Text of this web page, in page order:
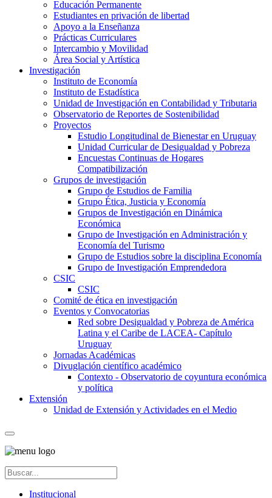
Educación Permanente
Estudiantes en privación de libertad
Apoyo a la Enseñanza
Prácticas Curriculares
Intercambio y Movilidad
Área Social y Artística
Investigación
Instituto de Economía
Instituto de Estadística
Unidad de Investigación en Contabilidad y Tributaria
Observatorio de Reportes de Sostenibilidad
Proyectos
Estudio Longitudinal de Bienestar en Uruguay
Unidad Curricular de Desigualdad y Pobreza
Encuestas Continuas de Hogares
Compatibilización
Grupos de investigación
Grupo de Estudios de Familia
Grupo Ética, Justicia y Economía
Grupos de Investigación en Dinámica
Económica
Grupo de Investigación en Administración y
Economía del Turismo
Grupo de Estudios sobre la disciplina Economía
Grupo de Investigación Emprendedora
CSIC
CSIC
Comité de ética en investigación
Eventos y Convocatorias
Red sobre Desigualdad y Pobreza de América
Latina y el Caribe de LACEA- Capítulo
Uruguay
Jornadas Académicas
Divuglación científico académico
Contexto - Observatorio de coyuntura económica
y política
Extensión
Unidad de Extensión y Actividades en el Medio
Institucional